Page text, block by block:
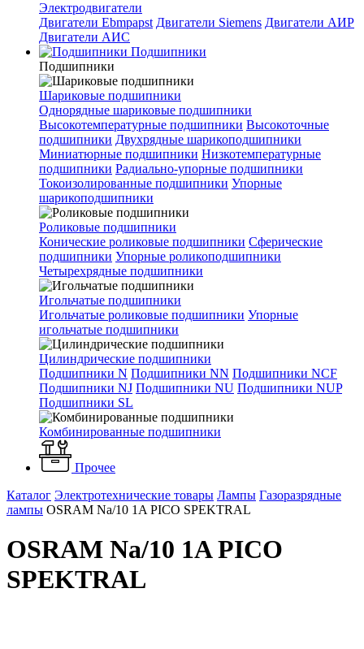
Электродвигатели
Двигатели Ebmpapst Двигатели Siemens Двигатели АИР
Двигатели АИС
Подшипники
Подшипники
Шариковые подшипники
Однорядные шариковые подшипники
Высокотемпературные подшипники Высокоточные
подшипники Двухрядные шарикоподшипники
Миниатюрные подшипники Низкотемпературные
подшипники Радиально-упорные подшипники
Токоизолированные подшипники Упорные
шарикоподшипники
Роликовые подшипники
Конические роликовые подшипники Сферические
подшипники Упорные роликоподшипники
Четырехрядные подшипники
Игольчатые подшипники
Игольчатые роликовые подшипники Упорные
игольчатые подшипники
Цилиндрические подшипники
Подшипники N Подшипники NN Подшипники NCF
Подшипники NJ Подшипники NU Подшипники NUP
Подшипники SL
Комбинированные подшипники
Прочее
Каталог Электротехнические товары Лампы Газоразрядные
лампы OSRAM Na/10 1A PICO SPEKTRAL
OSRAM Na/10 1A PICO
SPEKTRAL